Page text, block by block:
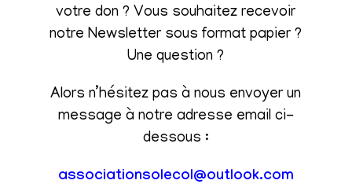
votre don ? Vous souhaitez recevoir
notre Newsletter sous format papier ?
Une question ?
Alors n’hésitez pas à nous envoyer un
message à notre adresse email ci-
dessous :
associationsolecol@outlook.com